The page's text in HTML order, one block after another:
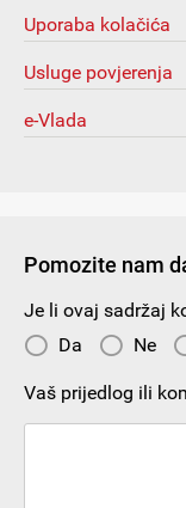
Uporaba kolačića
Usluge povjerenja
e-Vlada
Pomozite nam
Je li ovaj sadržaj
Da
Ne
Vaš prijedlog ili